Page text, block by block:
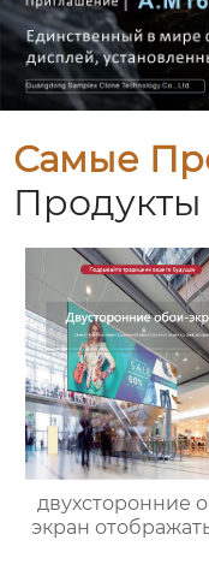
Самые
Продукты
двухсторонние
экран отображать